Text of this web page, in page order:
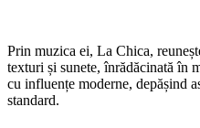
Prin muzica ei, La Chica,
texturi și sunete, înrădăcinată în
cu influențe moderne, depășind
standard.